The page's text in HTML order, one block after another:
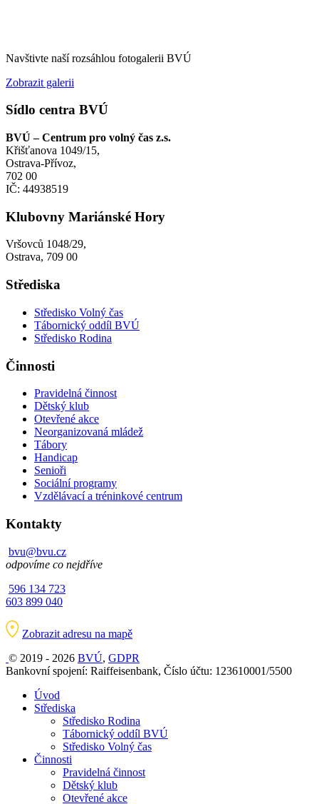
Navštivte naší rozsáhlou fotogalerii BVÚ
Zobrazit galerii
Sídlo centra BVÚ
BVÚ – Centrum pro volný čas z.s.
Křišťanova 1049/15,
Ostrava-Přívoz,
702 00
IČ: 44938519
Klubovny Mariánské Hory
Vršovců 1048/29,
Ostrava, 709 00
Střediska
Středisko Volný čas
Tábornický oddíl BVÚ
Středisko Rodina
Činnosti
Pravidelná činnost
Dětský klub
Otevřené akce
Neorganizovaná mládež
Tábory
Handicap
Senioři
Sociální programy
Vzdělávací a tréninkové centrum
Kontakty
bvu@bvu.cz
odpovíme co nejdříve
596 134 723
603 899 040
Zobrazit adresu na mapě
© 2019 - 2026 BVÚ, GDPR
Bankovní spojení: Raiffeisenbank, Číslo účtu: 123610001/5500
Úvod
Střediska
Středisko Rodina
Tábornický oddíl BVÚ
Středisko Volný čas
Činnosti
Pravidelná činnost
Dětský klub
Otevřené akce